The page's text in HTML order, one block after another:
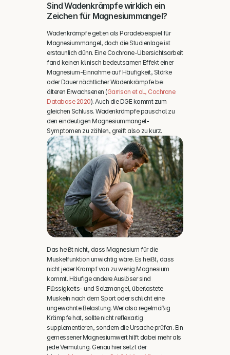
Sind Wadenkrämpfe wirklich ein
Zeichen für Magnesiummangel?
Wadenkrämpfe gelten als Paradebeispiel für
Magnesiummangel, doch die Studienlage ist
erstaunlich dünn. Eine Cochrane-Übersichtsarbeit
fand keinen klinisch bedeutsamen Effekt einer
Magnesium-Einnahme auf Häufigkeit, Stärke
oder Dauer nächtlicher Wadenkrämpfe bei
älteren Erwachsenen (Garrison et al., Cochrane
Database 2020). Auch die DGE kommt zum
gleichen Schluss. Wadenkrämpfe pauschal zu
den eindeutigen Magnesiummangel-
Symptomen zu zählen, greift also zu kurz.
Das heißt nicht, dass Magnesium für die
Muskelfunktion unwichtig wäre. Es heißt, dass
nicht jeder Krampf von zu wenig Magnesium
kommt. Häufige andere Auslöser sind
Flüssigkeits- und Salzmangel, überlastete
Muskeln nach dem Sport oder schlicht eine
ungewohnte Belastung. Wer also regelmäßig
Krämpfe hat, sollte nicht reflexartig
supplementieren, sondern die Ursache prüfen. Ein
gemessener Magnesiumwert hilft dabei mehr als
jede Vermutung. Genau hier setzt der